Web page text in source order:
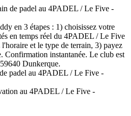
de padel au 4PADEL / Le Five -
en 3 étapes : 1) choisissez votre
en temps réel du 4PADEL / Le Five
et le type de terrain, 3) payez
Confirmation instantanée. Le club est
Dunkerque.
padel au 4PADEL / Le Five -
au 4PADEL / Le Five -